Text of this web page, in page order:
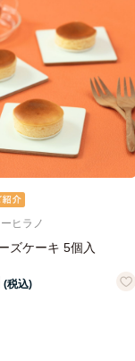
ヒラノ
ズケーキ 5個入
(税込)